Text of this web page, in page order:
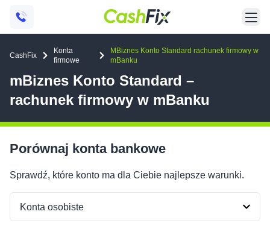
CashFix
Konta
firmowe
MBiznes Konto Standard rachunek firmowy w
mBanku
mBiznes Konto Standard –
rachunek firmowy w mBanku
Porównaj konta bankowe
Sprawdź, które konto ma dla Ciebie najlepsze warunki.